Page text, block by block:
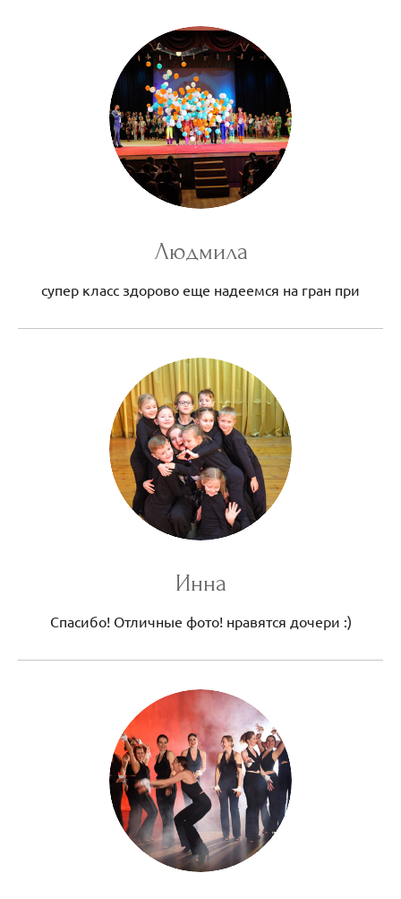
Людмила
супер класс здорово еще надеемся на гран при
Инна
Спасибо! Отличные фото! нравятся дочери :)